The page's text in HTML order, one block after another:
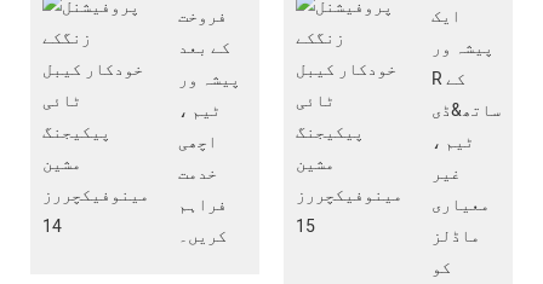
فروخت
کے بعد
پیشہ ور
ٹیم ،
اچھی
خدمت
فراہم
کریں۔
ایک
پیشہ ور
R کے
ساتھ&ڈی
ٹیم ،
غیر
معیاری
ماڈلز
کو